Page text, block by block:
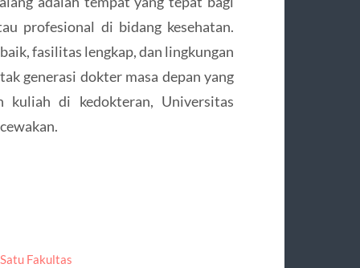
profesional di bidang kesehatan.
fasilitas lengkap, dan lingkungan
generasi dokter masa depan yang
di kedokteran, Universitas
Fakultas